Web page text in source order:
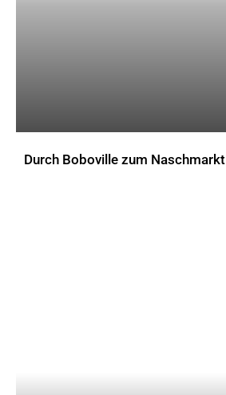
Durch Boboville zum Naschmarkt